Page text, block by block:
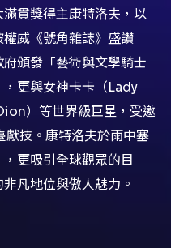
貫獎得主康特洛夫，以
威《號角雜誌》盛讚
府頒發「藝術與文學騎士
更與女神卡卡（Lady
）等世界級巨星，受邀
技。康特洛夫於雨中塞
更吸引全球觀眾的目
凡地位與傲人魅力。